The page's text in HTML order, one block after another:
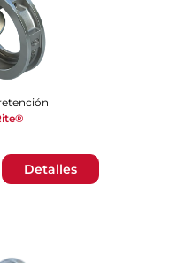
Detalles